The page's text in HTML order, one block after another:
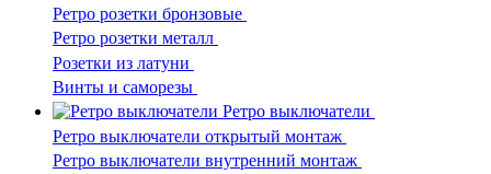
Ретро розетки бронзовые
Ретро розетки металл
Розетки из латуни
Винты и саморезы
Ретро выключатели
Ретро выключатели открытый монтаж
Ретро выключатели внутренний монтаж